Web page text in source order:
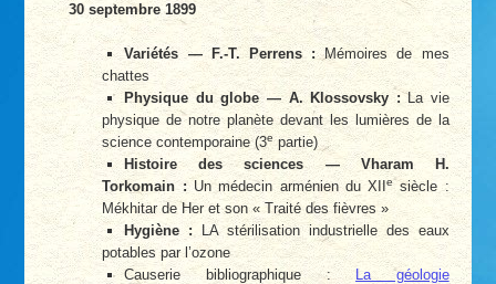
30 septembre 1899
Variétés — F.-T. Perrens :Mémoires de mes
chattes
Physique du globe — A. Klossovsky :La vie
physique de notre planète devant les lumières de la
science contemporaine (3epartie)
Histoire des sciences — Vharam H.
Torkomain :Un médecin arménien du XIIe siècle :
Mékhitar de Her et son « Traité des fièvres »
Hygiène : LA stérilisation industrielle des eaux
potables par l’ozone
Causerie bibliographique :La géologie